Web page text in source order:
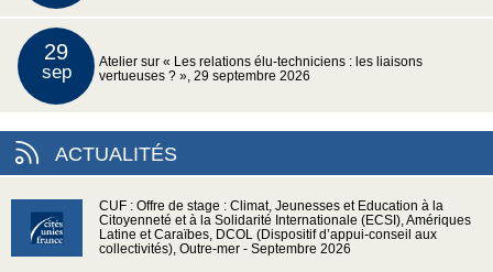
29
sep
Atelier sur « Les relations élu-techniciens : les liaisons
vertueuses ? », 29 septembre 2026
ACTUALITÉS
CUF : Offre de stage : Climat, Jeunesses et Education à la
Citoyenneté et à la Solidarité Internationale (ECSI), Amériques
Latine et Caraïbes, DCOL (Dispositif d’appui-conseil aux
collectivités), Outre-mer - Septembre 2026